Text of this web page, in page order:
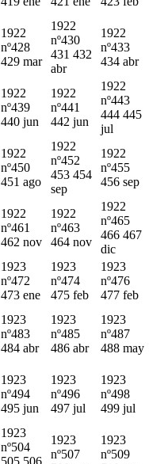
1922
nº428
429 mar
1922
nº430
431 432
abr
1922
nº433
434 abr
1922
nº439
440 jun
1922
nº441
442 jun
1922
nº443
444 445
jul
1922
nº450
451 ago
1922
nº452
453 454
sep
1922
nº455
456 sep
1922
nº461
462 nov
1922
nº463
464 nov
1922
nº465
466 467
dic
1923
nº472
473 ene
1923
nº474
475 feb
1923
nº476
477 feb
1923
nº483
484 abr
1923
nº485
486 abr
1923
nº487
488 may
1923
nº494
495 jun
1923
nº496
497 jul
1923
nº498
499 jul
1923
nº504
505 506
1923
nº507
1923
nº509